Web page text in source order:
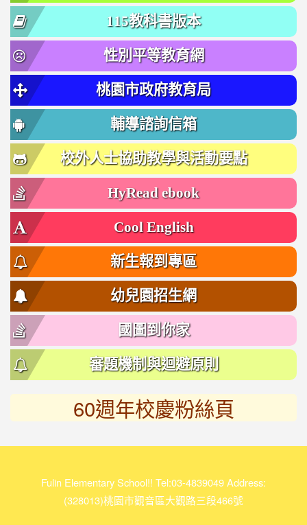
115教科書版本
性別平等教育網
桃園市政府教育局
輔導諮詢信箱
校外人士協助教學與活動要點
HyRead ebook
Cool English
新生報到專區
幼兒園招生網
國圖到你家
審題機制與迴避原則
60週年校慶粉絲頁
to
Fulin Elementary School!! Tel:03-4839049 Address:
(328013)桃園市觀音區大觀路三段466號